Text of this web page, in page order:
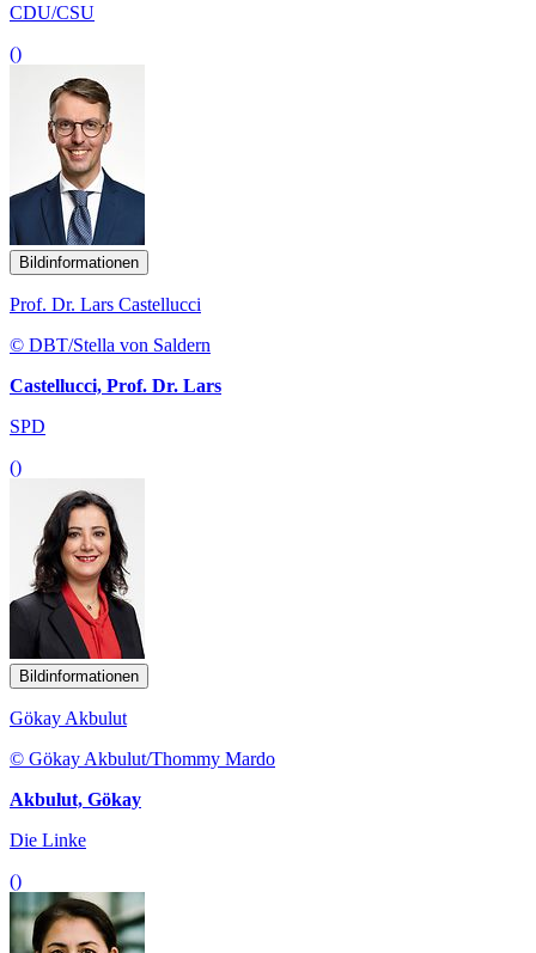
CDU/CSU
()
Bildinformationen
Prof. Dr. Lars Castellucci
© DBT/Stella von Saldern
Castellucci, Prof. Dr. Lars
SPD
()
Bildinformationen
Gökay Akbulut
© Gökay Akbulut/Thommy Mardo
Akbulut, Gökay
Die Linke
()